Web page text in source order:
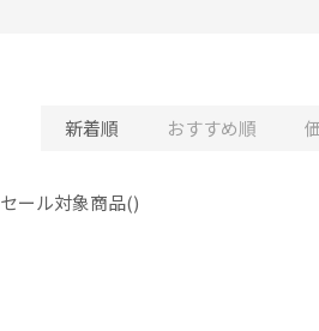
新着順 おすすめ順
セール対象商品()